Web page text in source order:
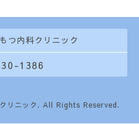
つ内科クリニック
1386
リニック. All Rights Reserved.